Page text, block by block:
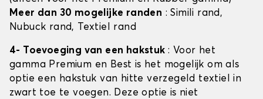
Meer dan 30 mogelijke randen : Simili rand,
Nubuck rand, Textiel rand
4- Toevoeging van een hakstuk : Voor het
gamma Premium en Best is het mogelijk om als
optie een hakstuk van hitte verzegeld textiel in
zwart toe te voegen. Deze optie is niet